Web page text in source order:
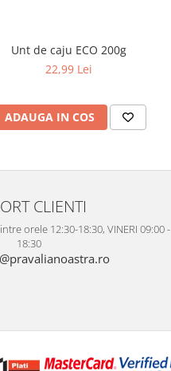
Unt de caju ECO 200g
22,99 Lei
ADAUGA IN COS
CLIENTI
orele 12:30-18:30, VINERI 09:00 -
18:30